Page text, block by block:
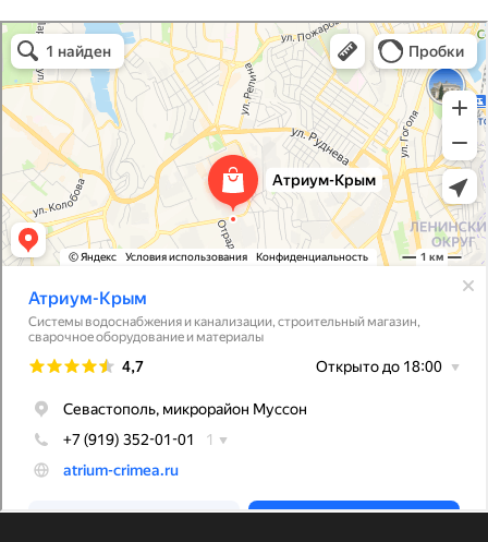
Атриум-Крым
Системы водоснабжения, отопления, канализации в Севастополе
Снабжение строительных объектов в Севастополе